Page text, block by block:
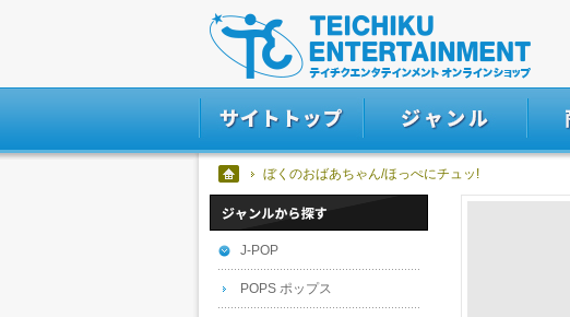
ぼくのおばあちゃん/ほっぺにチュッ!
J-POP
POPS ポップス